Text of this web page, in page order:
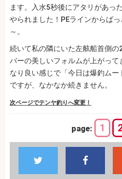
ます。入水5秒後にアタリがあっ
やられました！PEラインからば
～。
続いて私の隣にいた左舷船首側
バーの美しいフォルムが上がっ
なり良い感じで「今日は爆釣ム
ですが、なかなか続きません。
次ページでテンヤ釣りへ変更！
page: 1